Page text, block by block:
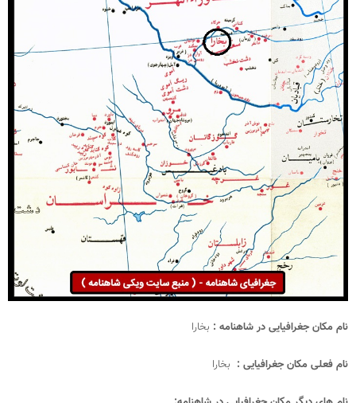
نام مکان جغرافیایی در شاهنامه : بخارا
نام فعلی مکان جغرافیایی : بخارا